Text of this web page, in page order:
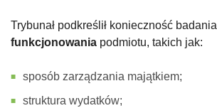
Trybunał podkreślił konieczność badania
funkcjonowania podmiotu, takich jak:
sposób zarządzania majątkiem;
struktura wydatków;